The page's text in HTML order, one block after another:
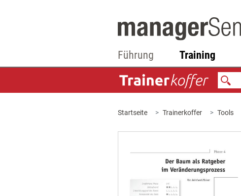
Führung Training
Startseite Trainerkoffer Tools